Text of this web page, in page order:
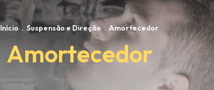
Início . Suspensão e Direção . Amortecedor
Amortecedor